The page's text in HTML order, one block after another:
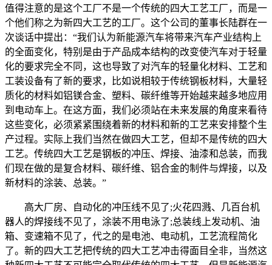
值得注意的是这个工厂不是一个传统的四大工艺工厂，而是一
个他们称之为新四大工艺的工厂。这个公司的董事长陆群在一
次谈话中提出：“我们认为新能源汽车将带来汽车产业结构上
的全面变化，特别是由于产品成本结构的改变使汽车对于轻量
化的要求完全不同，这也导致了对汽车的轻量化材料、工艺和
工装设备有了新的要求，比如说相较于传统钢板材料，大量轻
质化的材料如铝镁合金、塑料、碳纤维等开始越来越多地应用
到电动车上。在这方面，我们必须站在未来发展的角度来看待
这些变化，必须紧紧围绕着新的材料和新的工艺来安排整个生
产过程。实际上我们当然在做四大工艺，但却不是传统的四大
工艺。传统四大工艺是钢板的冲压、焊接、油漆和总装，而我
们现在做的是复合材料、碳纤维、铝合金的制件与焊接，以及
新材料的涂装、总装。”
高大厂房、自动化的冲压线不见了;火花四溅、几百台机
器人的焊接线不见了，涂装不用电泳了;总装线上发动机、油
箱、变速箱不见了，代之的是电池、电动机，工艺流程简化
了。新的四大工艺把传统的四大工艺冲击得面目全非，当然这